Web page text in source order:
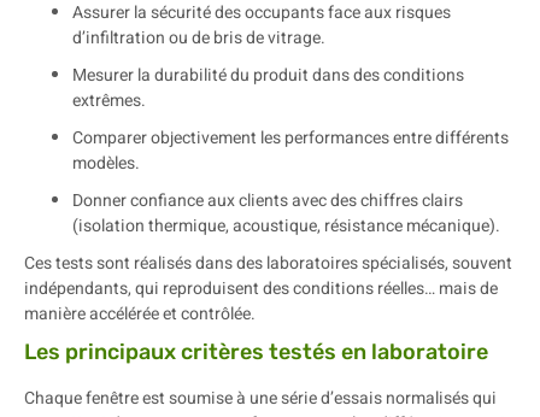
Assurer la sécurité des occupants face aux risques
d’infiltration ou de bris de vitrage.
Mesurer la durabilité du produit dans des conditions
extrêmes.
Comparer objectivement les performances entre différents
modèles.
Donner confiance aux clients avec des chiffres clairs
(isolation thermique, acoustique, résistance mécanique).
Ces tests sont réalisés dans des laboratoires spécialisés, souvent
indépendants, qui reproduisent des conditions réelles… mais de
manière accélérée et contrôlée.
Les principaux critères testés en laboratoire
Chaque fenêtre est soumise à une série d’essais normalisés qui